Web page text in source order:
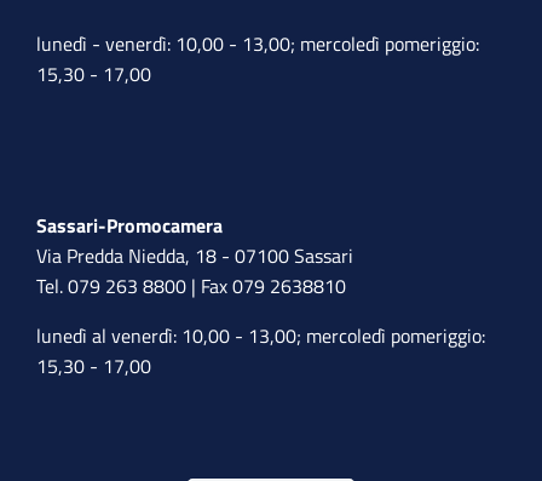
lunedì - venerdì: 10,00 - 13,00; mercoledì pomeriggio:
15,30 - 17,00
Sassari-Promocamera
Via Predda Niedda, 18 - 07100 Sassari
Tel. 079 263 8800 | Fax 079 2638810
lunedì al venerdì: 10,00 - 13,00; mercoledì pomeriggio:
15,30 - 17,00